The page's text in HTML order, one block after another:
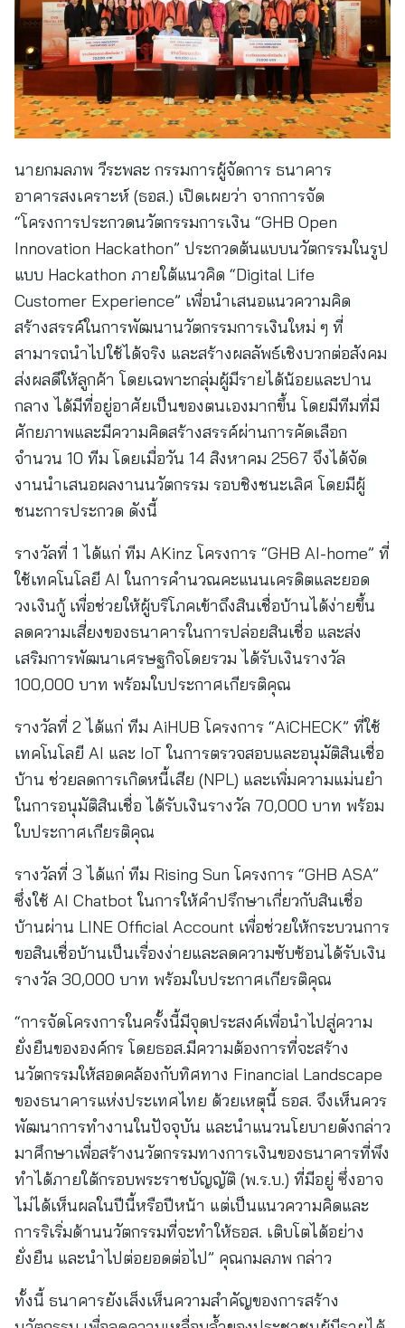
นายกมลภพ วีระพละ กรรมการผู้จัดการ ธนาคาร
อาคารสงเคราะห์ (ธอส.) เปิดเผยว่า จากการจัด
“โครงการประกวดนวัตกรรมการเงิน “GHB Open
Innovation Hackathon” ประกวดต้นแบบนวัตกรรมในรูป
แบบ Hackathon ภายใต้แนวคิด “Digital Life
Customer Experience” เพื่อนำเสนอแนวความคิด
สร้างสรรค์ในการพัฒนานวัตกรรมการเงินใหม่ ๆ ที่
สามารถนำไปใช้ได้จริง และสร้างผลลัพธ์เชิงบวกต่อสังคม
ส่งผลดีให้ลูกค้า โดยเฉพาะกลุ่มผู้มีรายได้น้อยและปาน
กลาง ได้มีที่อยู่อาศัยเป็นของตนเองมากขึ้น โดยมีทีมที่มี
ศักยภาพและมีความคิดสร้างสรรค์ผ่านการคัดเลือก
จำนวน 10 ทีม โดยเมื่อวัน 14 สิงหาคม 2567 จึงได้จัด
งานนำเสนอผลงานนวัตกรรม รอบชิงชนะเลิศ โดยมีผู้
ชนะการประกวด ดังนี้
รางวัลที่ 1 ได้แก่ ทีม AKinz โครงการ “GHB AI-home” ที่
ใช้เทคโนโลยี AI ในการคำนวณคะแนนเครดิตและยอด
วงเงินกู้ เพื่อช่วยให้ผู้บริโภคเข้าถึงสินเชื่อบ้านได้ง่ายขึ้น
ลดความเสี่ยงของธนาคารในการปล่อยสินเชื่อ และส่ง
เสริมการพัฒนาเศรษฐกิจโดยรวม ได้รับเงินรางวัล
100,000 บาท พร้อมใบประกาศเกียรติคุณ
รางวัลที่ 2 ได้แก่ ทีม AiHUB โครงการ “AiCHECK” ที่ใช้
เทคโนโลยี AI และ IoT ในการตรวจสอบและอนุมัติสินเชื่อ
บ้าน ช่วยลดการเกิดหนี้เสีย (NPL) และเพิ่มความแม่นยำ
ในการอนุมัติสินเชื่อ ได้รับเงินรางวัล 70,000 บาท พร้อม
ใบประกาศเกียรติคุณ
รางวัลที่ 3 ได้แก่ ทีม Rising Sun โครงการ “GHB ASA”
ซึ่งใช้ AI Chatbot ในการให้คำปรึกษาเกี่ยวกับสินเชื่อ
บ้านผ่าน LINE Official Account เพื่อช่วยให้กระบวนการ
ขอสินเชื่อบ้านเป็นเรื่องง่ายและลดความซับซ้อนได้รับเงิน
รางวัล 30,000 บาท พร้อมใบประกาศเกียรติคุณ
“การจัดโครงการในครั้งนี้มีจุดประสงค์เพื่อนำไปสู่ความ
ยั่งยืนขององค์กร โดยธอส.มีความต้องการที่จะสร้าง
นวัตกรรมให้สอดคล้องกับทิศทาง Financial Landscape
ของธนาคารแห่งประเทศไทย ด้วยเหตุนี้ ธอส. จึงเห็นควร
พัฒนาการทำงานในปัจจุบัน และนำแนวนโยบายดังกล่าว
มาศึกษาเพื่อสร้างนวัตกรรมทางการเงินของธนาคารที่พึง
ทำได้ภายใต้กรอบพระราชบัญญัติ (พ.ร.บ.) ที่มีอยู่ ซึ่งอาจ
ไม่ได้เห็นผลในปีนี้หรือปีหน้า แต่เป็นแนวความคิดและ
การริเริ่มด้านนวัตกรรมที่จะทำให้ธอส. เติบโตได้อย่าง
ยั่งยืน และนำไปต่อยอดต่อไป” คุณกมลภพ กล่าว
ทั้งนี้ ธนาคารยังเล็งเห็นความสำคัญของการสร้าง